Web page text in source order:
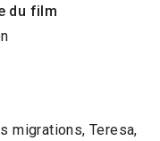
du film
migrations, Teresa,